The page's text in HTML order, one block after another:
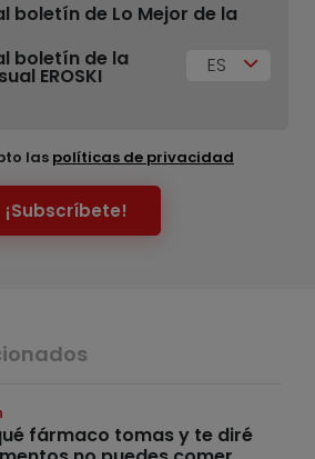
boletín de Lo Mejor de la
boletín de la
EROSKI ES
las políticas de privacidad
¡Subscríbete!
fármaco tomas y te diré